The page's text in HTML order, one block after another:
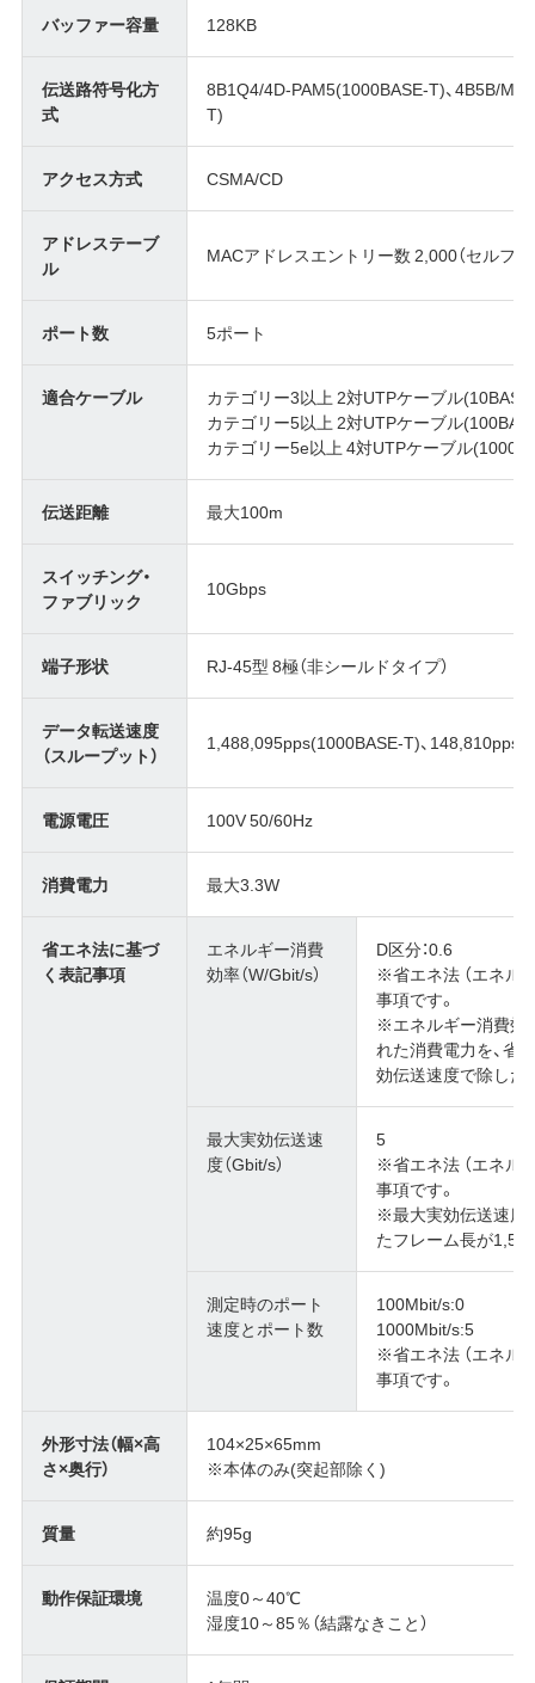
バッファー容量 128KB
伝送路符号化方
式
8B1Q4/4D-PAM5(1000BASE-T)、4B5B/
T)
アクセス方式 CSMA/CD
アドレステーブ
ル
MACアドレスエントリー数 2,000（セルフラ
ポート数 5ポート
適合ケーブル
カテゴリー3以上 2対UTPケーブル
カテゴリー5以上 2対UTPケーブル
カテゴリー5e以上 4対UTPケーブル
伝送距離 最大100m
スイッチング・
ファブリック
10Gbps
端子形状 RJ-45型 8極（非シールドタイプ）
データ転送速度
（スループット）
1,488,095pps(1000BASE-T)、
電源電圧 100V 50/60Hz
消費電力 最大3.3W
省エネ法に基づ
く表記事項
エネルギー消費
効率（W/Gbit/s）
D区分：0.6
※省エネ法 （エネル
事項です。
※エネルギー消費効
れた消費電力を、省
効伝送速度で除した
最大実効伝送速
度（Gbit/s）
5
※省エネ法 （エネル
事項です。
※最大実効伝送速度
たフレーム長が
測定時のポート
速度とポート数
100Mbit/s:0
1000Mbit/s:5
※省エネ法 （エネル
事項です。
外形寸法（幅×高
さ×奥行）
104×25×65mm
※本体のみ(突起部除く)
質量 約95g
動作保証環境
温度0～40℃
湿度10～85％（結露なきこと）